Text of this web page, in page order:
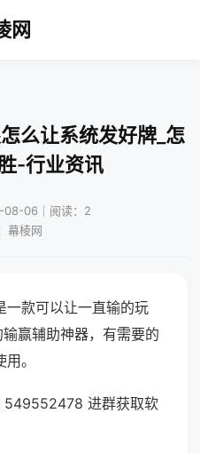
网
么让系统发好牌_怎
-行业资讯
08-06｜阅读：2
幕棱网
一款可以让一直输的玩
赢辅助神器，有需要的
。
549552478 进群获取软